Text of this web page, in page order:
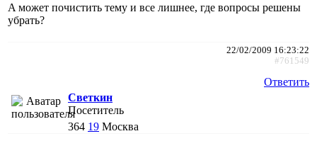
A может почистить тему и все лишнее, где вопросы решены
убрать?
22/02/2009 16:23:22
#761549
Ответить
Светкин
Посетитель
364 19 Москва